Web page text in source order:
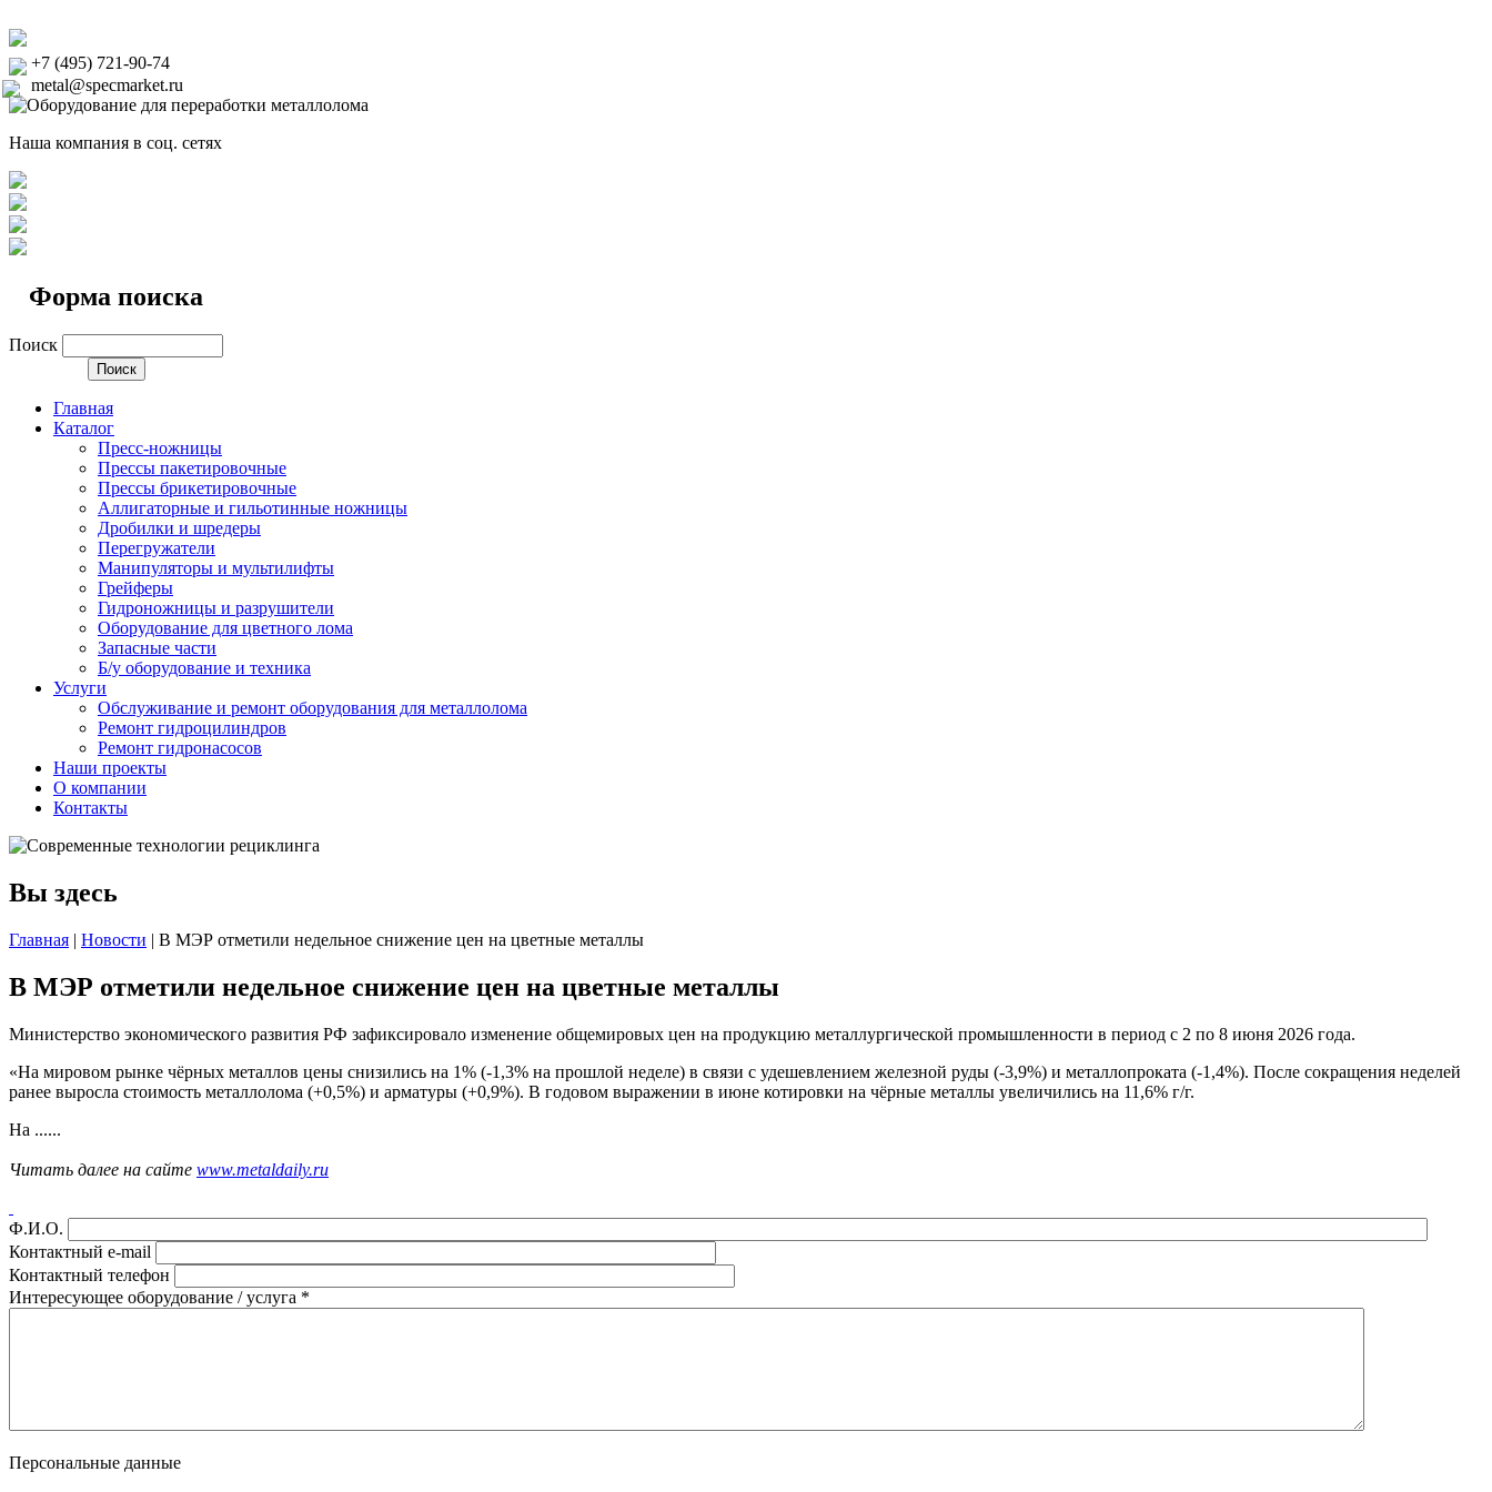
+7 (495) 721-90-74
metal@specmarket.ru
Наша компания в соц. сетях
Форма поиска
Поиск
Главная
Каталог
Пресс-ножницы
Прессы пакетировочные
Прессы брикетировочные
Аллигаторные и гильотинные ножницы
Дробилки и шредеры
Перегружатели
Манипуляторы и мультилифты
Грейферы
Гидроножницы и разрушители
Оборудование для цветного лома
Запасные части
Б/у оборудование и техника
Услуги
Обслуживание и ремонт оборудования для металлолома
Ремонт гидроцилиндров
Ремонт гидронасосов
Наши проекты
О компании
Контакты
Вы здесь
Главная | Новости | В МЭР отметили недельное снижение цен на цветные металлы
В МЭР отметили недельное снижение цен на цветные металлы
Министерство экономического развития РФ зафиксировало изменение общемировых цен на продукцию металлургической промышленности в период с 2 по 8 июня 2026 года.
«На мировом рынке чёрных металлов цены снизились на 1% (-1,3% на прошлой неделе) в связи с удешевлением железной руды (-3,9%) и металлопроката (-1,4%). После сокращения неделей
ранее выросла стоимость металлолома (+0,5%) и арматуры (+0,9%). В годовом выражении в июне котировки на чёрные металлы увеличились на 11,6% г/г.
На ......
Читать далее на сайте www.metaldaily.ru
Ф.И.О.
Контактный e-mail
Контактный телефон
Интересующее оборудование / услуга *
Персональные данные